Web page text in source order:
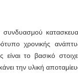
χρονικής
το βασικό
την υλική